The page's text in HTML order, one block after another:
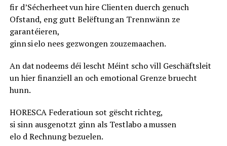
fir d’Sécherheet vun hire Clienten duerch genuch
Ofstand, eng gutt Belëftung an Trennwänn ze
garantéieren,
ginn si elo nees gezwongen zouzemaachen.
An dat nodeems déi lescht Méint scho vill Geschäftsleit
un hier finanziell an och emotional Grenze bruecht
hunn.
HORESCA Federatioun sot gëscht richteg,
si sinn ausgenotzt ginn als Testlabo a mussen
elo d Rechnung bezuelen.